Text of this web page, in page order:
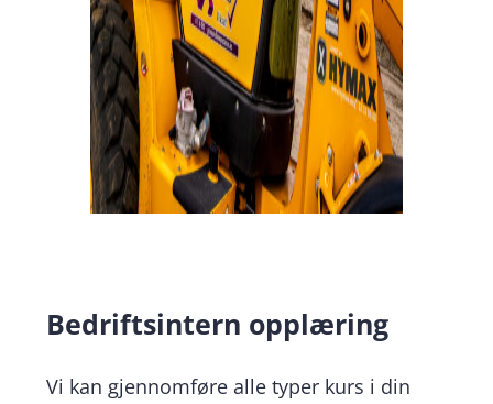
Bedriftsintern opplæring
Vi kan gjennomføre alle typer kurs i din